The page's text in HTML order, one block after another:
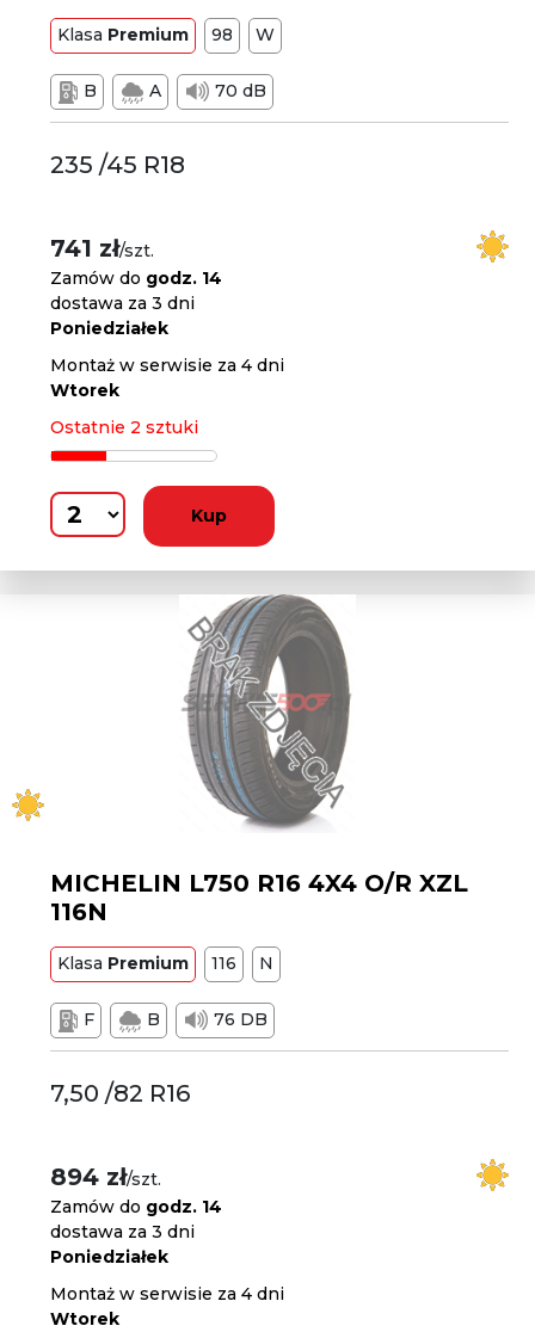
Klasa Premium 98 W
B A 70 dB
235 /45 R18
741 zł/szt.
Zamów do godz. 14
dostawa za 3 dni
Poniedziałek
Montaż w serwisie za 4 dni
Wtorek
Ostatnie 2 sztuki
Kup
MICHELIN L750 R16 4X4 O/R XZL
116N
Klasa Premium 116 N
F B 76 DB
7,50 /82 R16
894 zł/szt.
Zamów do godz. 14
dostawa za 3 dni
Poniedziałek
Montaż w serwisie za 4 dni
Wtorek